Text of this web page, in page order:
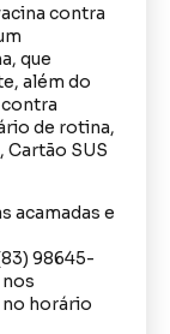
contra
que
além do
contra
de rotina,
Cartão SUS
acamadas e
98645-
horário